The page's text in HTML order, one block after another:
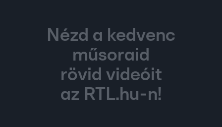
Nézd a kedvenc
műsoraid
rövid videóit
az RTL.hu-n!